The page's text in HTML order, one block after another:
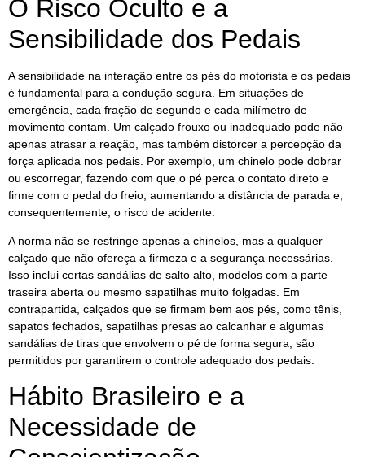
O Risco Oculto e a
Sensibilidade dos Pedais
A sensibilidade na interação entre os pés do motorista e os pedais
é fundamental para a condução segura. Em situações de
emergência, cada fração de segundo e cada milímetro de
movimento contam. Um calçado frouxo ou inadequado pode não
apenas atrasar a reação, mas também distorcer a percepção da
força aplicada nos pedais. Por exemplo, um chinelo pode dobrar
ou escorregar, fazendo com que o pé perca o contato direto e
firme com o pedal do freio, aumentando a distância de parada e,
consequentemente, o risco de acidente.
A norma não se restringe apenas a chinelos, mas a qualquer
calçado que não ofereça a firmeza e a segurança necessárias.
Isso inclui certas sandálias de salto alto, modelos com a parte
traseira aberta ou mesmo sapatilhas muito folgadas. Em
contrapartida, calçados que se firmam bem aos pés, como tênis,
sapatos fechados, sapatilhas presas ao calcanhar e algumas
sandálias de tiras que envolvem o pé de forma segura, são
permitidos por garantirem o controle adequado dos pedais.
Hábito Brasileiro e a
Necessidade de